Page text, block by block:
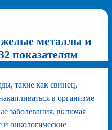
металлы и
показателям
такие как свинец,
в организме
заболевания, включая
и онкологические